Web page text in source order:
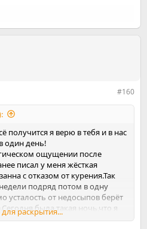
#160
получится я верю в тебя и в нас
один день!
ощущении после
писал у меня жёсткая
с отказом от курения.Так
подряд потом в одну
от недосыпов берёт
была такая ночь,что я
от жуткого кошмара,что я
раскрытия...